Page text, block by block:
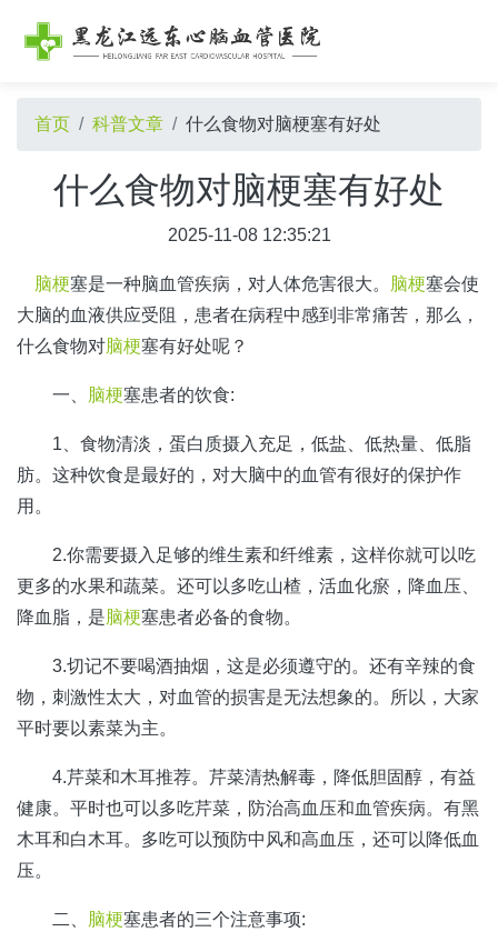
首页 科普文章 什么食物对脑梗塞有好处
什么食物对脑梗塞有好处
2025-11-08 12:35:21
脑梗塞是一种脑血管疾病，对人体危害很大。 脑梗塞会使
大脑的血液供应受阻，患者在病程中感到非常痛苦，那么，
什么食物对脑梗塞有好处呢？
一、 脑梗塞患者的饮食:
1、食物清淡，蛋白质摄入充足，低盐、低热量、低脂
肪。这种饮食是最好的，对大脑中的血管有很好的保护作
用。
2.你需要摄入足够的维生素和纤维素，这样你就可以吃
更多的水果和蔬菜。还可以多吃山楂，活血化瘀，降血压、
降血脂，是脑梗塞患者必备的食物。
3.切记不要喝酒抽烟，这是必须遵守的。还有辛辣的食
物，刺激性太大，对血管的损害是无法想象的。所以，大家
平时要以素菜为主。
4.芹菜和木耳推荐。芹菜清热解毒，降低胆固醇，有益
健康。平时也可以多吃芹菜，防治高血压和血管疾病。有黑
木耳和白木耳。多吃可以预防中风和高血压，还可以降低血
压。
二、 脑梗塞患者的三个注意事项: